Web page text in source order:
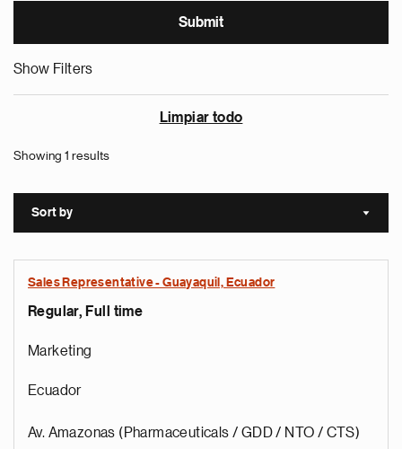
Show Filters
Limpiar todo
Showing 1 results
Sort by Sort
Sales Representative - Guayaquil, Ecuador
Regular, Full time
Marketing
Ecuador
Av. Amazonas (Pharmaceuticals / GDD / NTO / CTS)